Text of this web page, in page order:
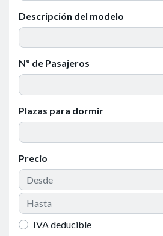
Descripción del modelo
Nº de Pasajeros
Plazas para dormir
Precio
IVA deducible